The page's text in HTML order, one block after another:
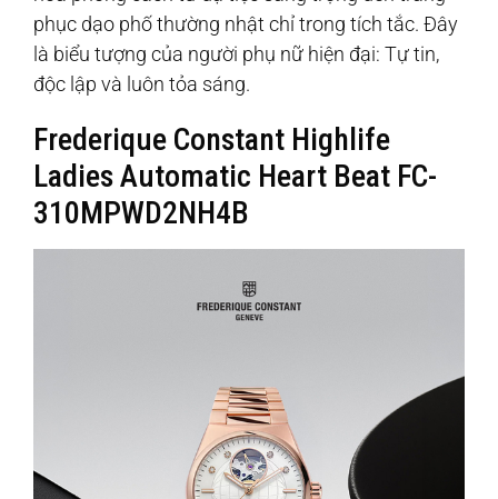
phục dạo phố thường nhật chỉ trong tích tắc. Đây
là biểu tượng của người phụ nữ hiện đại: Tự tin,
độc lập và luôn tỏa sáng.
Frederique Constant Highlife
Ladies Automatic Heart Beat FC-
310MPWD2NH4B